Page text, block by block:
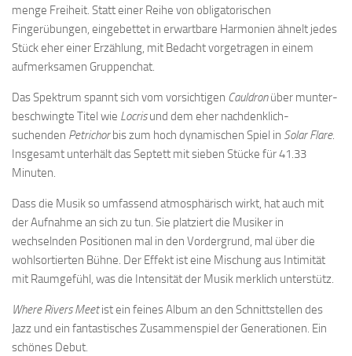
menge Freiheit. Statt einer Reihe von obligatorischen
Fingerübungen, eingebettet in erwartbare Harmonien ähnelt jedes
Stück eher einer Erzählung, mit Bedacht vorgetragen in einem
aufmerksamen Gruppenchat.
Das Spektrum spannt sich vom vorsichtigen Cauldronüber munter-
beschwingte Titel wie Locrisund dem eher nachdenklich-
suchenden Petrichorbis zum hoch dynamischen Spiel in Solar Flare.
Insgesamt unterhält das Septett mit sieben Stücke für 41.33
Minuten.
Dass die Musik so umfassend atmosphärisch wirkt, hat auch mit
der Aufnahme an sich zu tun. Sie platziert die Musiker in
wechselnden Positionen mal in den Vordergrund, mal über die
wohlsortierten Bühne. Der Effekt ist eine Mischung aus Intimität
mit Raumgefühl, was die Intensität der Musik merklich unterstütz.
Where Rivers Meetist ein feines Album an den Schnittstellen des
Jazz und ein fantastisches Zusammenspiel der Generationen. Ein
schönes Debut.